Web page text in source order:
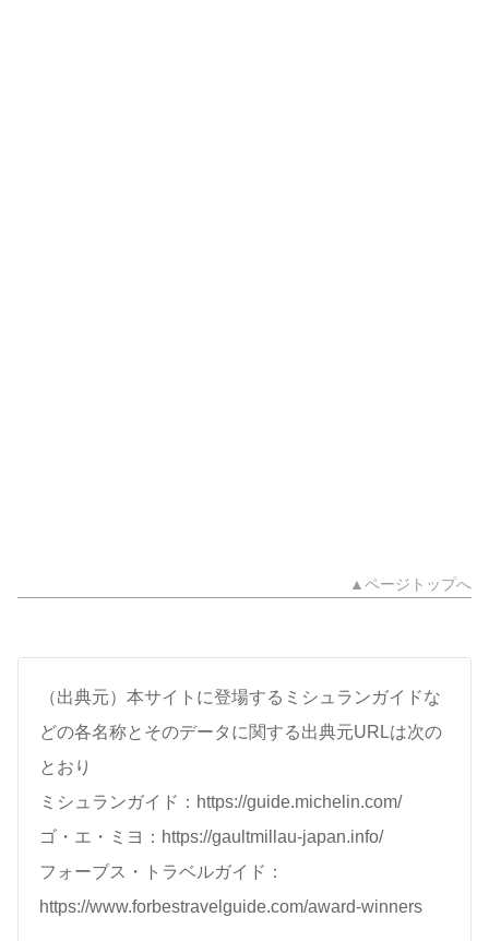
▲ページトップへ
（出典元）本サイトに登場するミシュランガイドな
どの各名称とそのデータに関する出典元URLは次の
とおり
ミシュランガイド：https://guide.michelin.com/
ゴ・エ・ミヨ：https://gaultmillau-japan.info/
フォーブス・トラベルガイド：
https://www.forbestravelguide.com/award-winners